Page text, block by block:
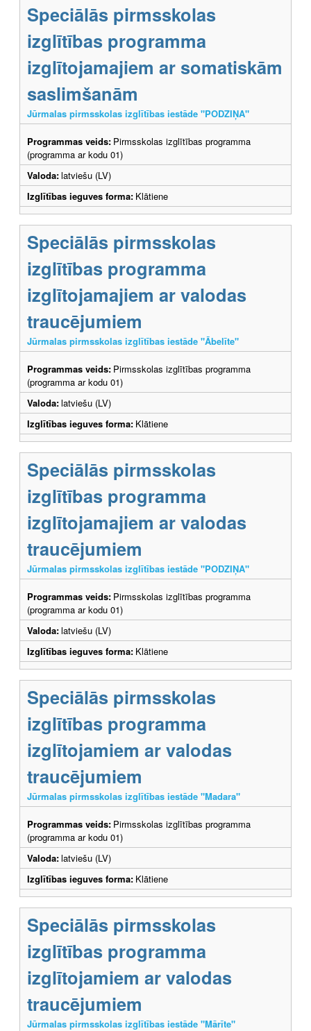
Speciālās pirmsskolas
izglītības programma
izglītojamajiem ar somatiskām
saslimšanām
Jūrmalas pirmsskolas izglītības iestāde "PODZIŅA"
Programmas veids: Pirmsskolas izglītības programma
(programma ar kodu 01)
Valoda:latviešu (LV)
Izglītības ieguves forma: Klātiene
Speciālās pirmsskolas
izglītības programma
izglītojamajiem ar valodas
traucējumiem
Jūrmalas pirmsskolas izglītības iestāde "Ābelīte"
Programmas veids: Pirmsskolas izglītības programma
(programma ar kodu 01)
Valoda:latviešu (LV)
Izglītības ieguves forma: Klātiene
Speciālās pirmsskolas
izglītības programma
izglītojamajiem ar valodas
traucējumiem
Jūrmalas pirmsskolas izglītības iestāde "PODZIŅA"
Programmas veids: Pirmsskolas izglītības programma
(programma ar kodu 01)
Valoda:latviešu (LV)
Izglītības ieguves forma: Klātiene
Speciālās pirmsskolas
izglītības programma
izglītojamiem ar valodas
traucējumiem
Jūrmalas pirmsskolas izglītības iestāde "Madara"
Programmas veids: Pirmsskolas izglītības programma
(programma ar kodu 01)
Valoda:latviešu (LV)
Izglītības ieguves forma: Klātiene
Speciālās pirmsskolas
izglītības programma
izglītojamiem ar valodas
traucējumiem
Jūrmalas pirmsskolas izglītības iestāde "Mārīte"